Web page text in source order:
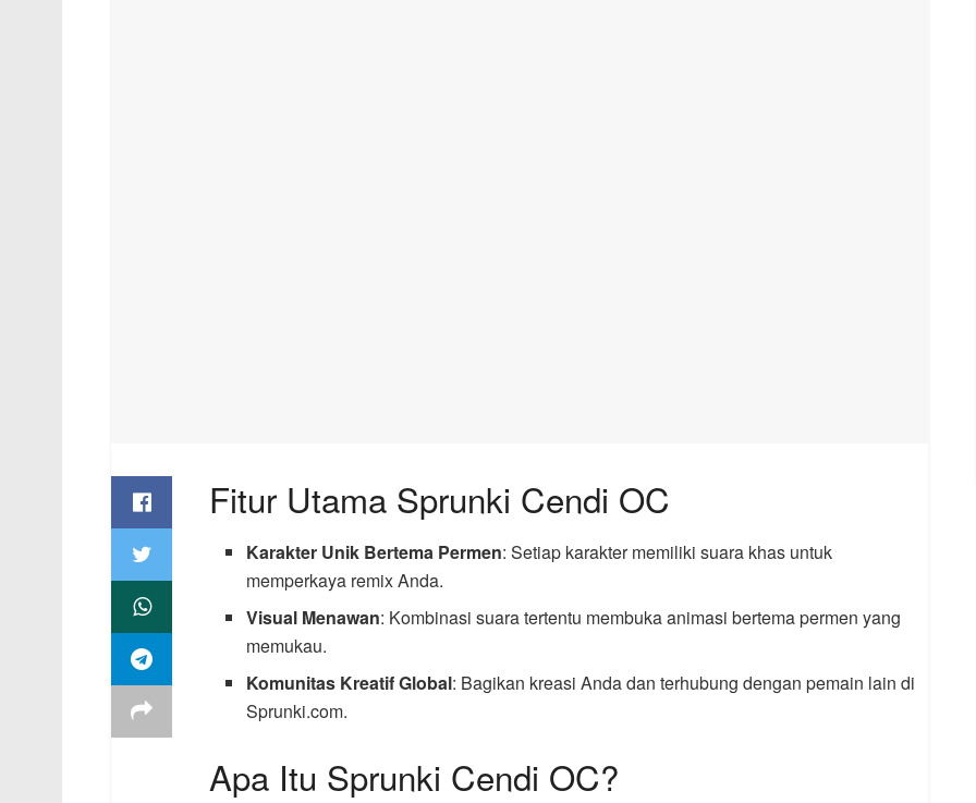
Fitur Utama Sprunki Cendi OC
Karakter Unik Bertema Permen: Setiap karakter memiliki suara khas untuk
memperkaya remix Anda.
Visual Menawan: Kombinasi suara tertentu membuka animasi bertema permen yang
memukau.
Komunitas Kreatif Global: Bagikan kreasi Anda dan terhubung dengan pemain lain di
Sprunki.com.
Apa Itu Sprunki Cendi OC?